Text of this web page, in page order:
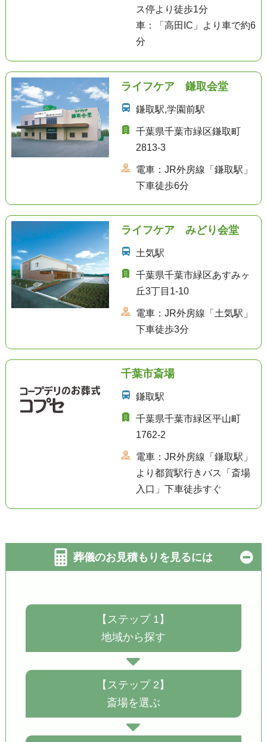
ス停より徒歩1分
車：「高田IC」より車で約6
分
ライフケア 鎌取会堂
鎌取駅,学園前駅
千葉県千葉市緑区鎌取町
2813-3
電車：JR外房線「鎌取駅」
下車徒歩6分
ライフケア みどり会堂
土気駅
千葉県千葉市緑区あすみヶ
丘3丁目1-10
電車：JR外房線「土気駅」
下車徒歩3分
千葉市斎場
鎌取駅
千葉県千葉市緑区平山町
1762-2
電車：JR外房線「鎌取駅」
より都賀駅行きバス「斎場
入口」下車徒歩すぐ
葬儀のお見積もりを見るには
【ステップ 1】
地域から探す
【ステップ 2】
斎場を選ぶ